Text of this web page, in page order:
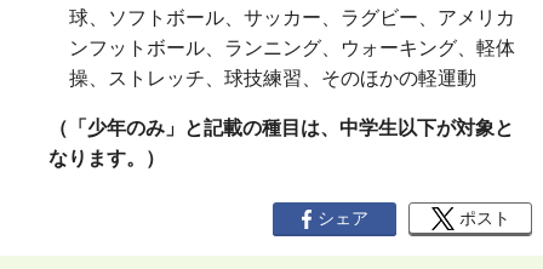
球、ソフトボール、サッカー、ラグビー、アメリカ
ンフットボール、ランニング、ウォーキング、軽体
操、ストレッチ、球技練習、そのほかの軽運動
（「少年のみ」と記載の種目は、中学生以下が対象と
なります。）
シェア ポスト